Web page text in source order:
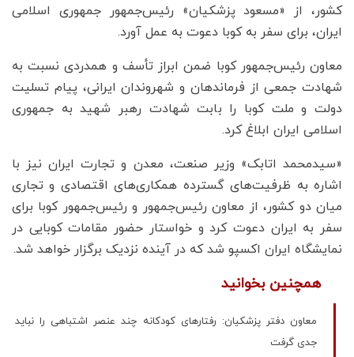
کشور، از «مسعود پزشکیان» رئیس‌جمهور جمهوری اسلامی
ایران، برای سفر به کوبا دعوت به عمل آورد.
معاون رئیس‌جمهور کوبا ضمن ابراز تأسف و همدردی نسبت به
شهادت جمعی از فرماندهان و شهروندان ایرانی، پیام تسلیت
دولت و ملت کوبا را بابت شهادت رهبر شهید به جمهوری
اسلامی ایران ابلاغ کرد.
«سیدمحمد اتابک» وزیر صنعت، معدن و تجارت ایران نیز با
اشاره به ظرفیت‌های گسترده همکاری‌های اقتصادی و تجاری
میان دو کشور، از معاون رئیس‌جمهور و رئیس‌جمهور کوبا برای
سفر به ایران دعوت کرد و خواستار حضور مقامات کوبایی در
نمایشگاه ایران اکسپو شد که در آینده نزدیک برگزار خواهد شد.
همچنین بخوانید
معاون دفتر پزشکیان: رفتارهای کودکانه چند عنصر اشتباهی را نباید
جدی گرفت